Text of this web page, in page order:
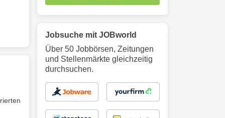
Jobsuche mit JOBworld
Über 50 Jobbörsen, Zeitungen
und Stellenmärkte gleichzeitig
durchsuchen.